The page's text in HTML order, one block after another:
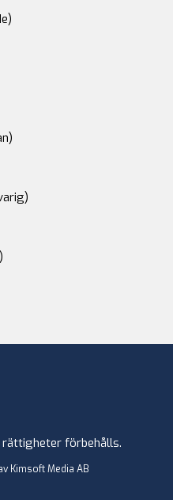
förbehålls.
Kimsoft Media AB